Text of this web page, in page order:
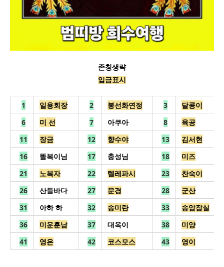
존칭생략
입금표시
1 일용회장 2 봉선화연정 3
달콩이
6
미 선 7 아쿠아 8
육공
11
장금 12 향수야 13
김서현
16
똘복이님 17 충성님 18
미즈
21
노복자 22 텔레파시 23
찬숙이
26
산들바다 27 문경 28
군산
31
아하 하 32 송미란 33
송암잠실
36
미운훈남 37 대옥이 38
미양
41
영은 42 코스모스 43 영이